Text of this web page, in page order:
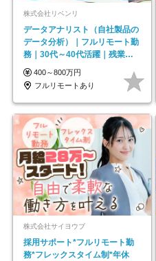
株式会社リベンリ
データアナリスト（自社製品の
データ分析）｜フルリモート勤
務｜30代～40代活躍｜残業少
なめ｜子育て社員多数活躍
400～800万円
フルリモートあり
株式会社サイヨウブ
採用サポート*フルリモート勤
務*フレックスタイム制*年休